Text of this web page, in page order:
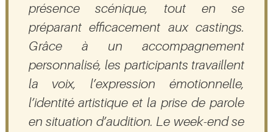
présence scénique, tout en se
préparant efficacement aux castings.
Grâce à un accompagnement
personnalisé, les participants travaillent
la voix, l’expression émotionnelle,
l’identité artistique et la prise de parole
en situation d’audition. Le week-end se